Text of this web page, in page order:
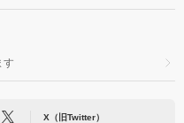
す
X（旧Twitter）